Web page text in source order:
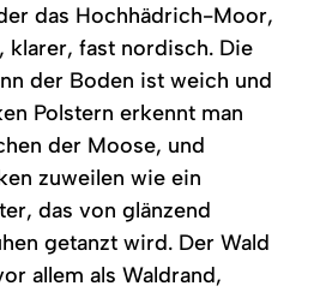
das Hochhädrich-Moor,
fast nordisch. Die
der Boden ist weich und
Polstern erkennt man
der Moose, und
zuweilen wie ein
das von glänzend
getanzt wird. Der Wald
allem als Waldrand,